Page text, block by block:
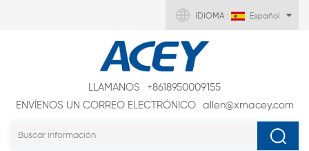
IDIOMA : Español
LLAMANOS
+8618950009155
ENVÍENOS UN CORREO ELECTRÓNICO
allen@xmacey.com